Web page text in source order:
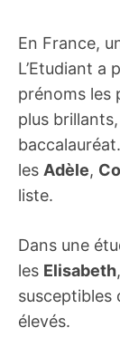
En France,
L’Etudiant a
prénoms les
plus
les Adèle,
liste.
Dans une
les Elisabeth,
susceptibles
élevés.